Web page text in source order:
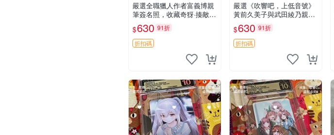
嚴選全職獵人作者富義博親
筆簽名照，收藏奇犽·揍敵客
與傑·富力士珍貴肖像。限量
17.8x12.7cm單張簽名照
片。 全職獵人 紙質 體育明
星
$630 91折
折扣碼
嚴選《吹響吧，上低音號》
黃前久美子與武田綾乃親筆
簽名照片，限量珍藏額外附
贈精美相框。尺寸17.8x12.
7cm，收藏不悔。 吹響吧
上低音號 簽名照
$630 91折
折扣碼